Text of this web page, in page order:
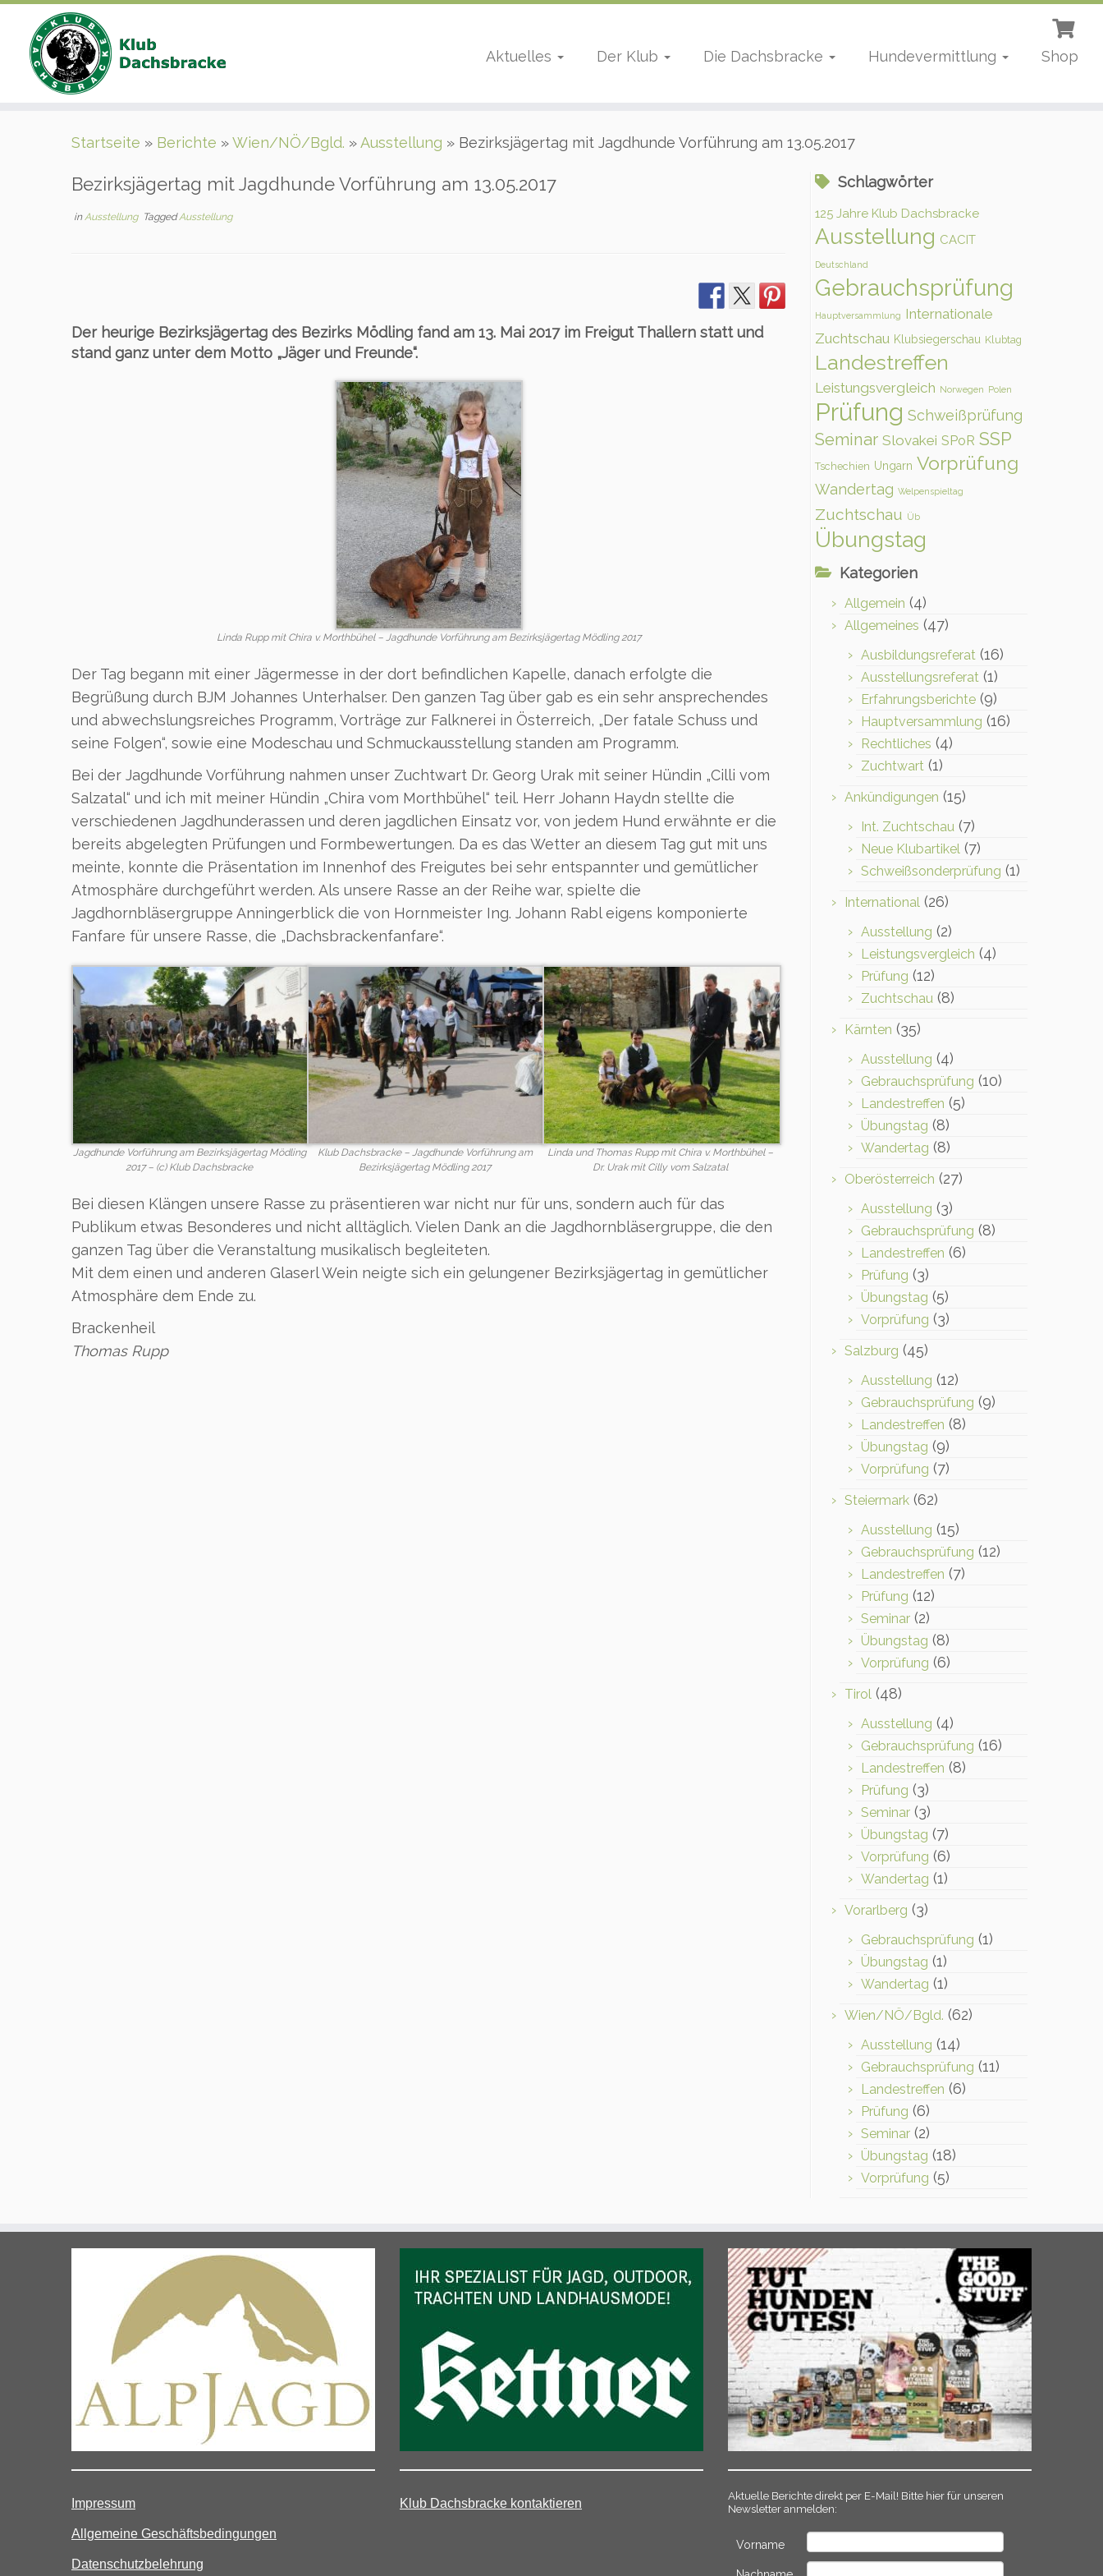
Aktuelles Der Klub Die Dachsbracke Hundevermittlung Shop
Startseite » Berichte »Wien/NÖ/Bgld. »Ausstellung » Bezirksjägertag mit Jagdhunde Vorführung am 13.05.2017
Bezirksjägertag mit Jagdhunde Vorführung am 13.05.2017
inAusstellung TaggedAusstellung
Der heurige Bezirksjägertag des Bezirks Mödling fand am 13. Mai 2017 im Freigut Thallern statt und
stand ganz unter dem Motto „Jäger und Freunde“.
Linda Rupp mit Chira v. Morthbühel – Jagdhunde Vorführung am Bezirksjägertag Mödling 2017
Der Tag begann mit einer Jägermesse in der dort befindlichen Kapelle, danach erfolgte die
Begrüßung durch BJM Johannes Unterhalser. Den ganzen Tag über gab es ein sehr ansprechendes
und abwechslungsreiches Programm, Vorträge zur Falknerei in Österreich, „Der fatale Schuss und
seine Folgen“, sowie eine Modeschau und Schmuckausstellung standen am Programm.
Bei der Jagdhunde Vorführung nahmen unser Zuchtwart Dr. Georg Urak mit seiner Hündin „Cilli vom
Salzatal“ und ich mit meiner Hündin „Chira vom Morthbühel“ teil. Herr Johann Haydn stellte die
verschiedenen Jagdhunderassen und deren jagdlichen Einsatz vor, von jedem Hund erwähnte er die
bereits abgelegten Prüfungen und Formbewertungen. Da es das Wetter an diesem Tag gut mit uns
meinte, konnte die Präsentation im Innenhof des Freigutes bei sehr entspannter und gemütlicher
Atmosphäre durchgeführt werden. Als unsere Rasse an der Reihe war, spielte die
Jagdhornbläsergruppe Anningerblick die von Hornmeister Ing. Johann Rabl eigens komponierte
Fanfare für unsere Rasse, die „Dachsbrackenfanfare“.
Jagdhunde Vorführung am Bezirksjägertag Mödling
2017 – (c) Klub Dachsbracke
Klub Dachsbracke – Jagdhunde Vorführung am
Bezirksjägertag Mödling 2017
Linda und Thomas Rupp mit Chira v. Morthbühel –
Dr. Urak mit Cilly vom Salzatal
Bei diesen Klängen unsere Rasse zu präsentieren war nicht nur für uns, sondern auch für das
Publikum etwas Besonderes und nicht alltäglich. Vielen Dank an die Jagdhornbläsergruppe, die den
ganzen Tag über die Veranstaltung musikalisch begleiteten.
Mit dem einen und anderen Glaserl Wein neigte sich ein gelungener Bezirksjägertag in gemütlicher
Atmosphäre dem Ende zu.
Brackenheil
Thomas Rupp
Schlagwörter
125 Jahre Klub Dachsbracke
Ausstellung CACIT
Deutschland
Gebrauchsprüfung
Hauptversammlung Internationale
Zuchtschau Klubsiegerschau Klubtag
Landestreffen
Leistungsvergleich Norwegen Polen
Prüfung Schweißprüfung
Seminar Slovakei SPoR SSP
Tschechien Ungarn Vorprüfung
Wandertag Welpenspieltag
Zuchtschau Üb
Übungstag
Kategorien
Allgemein (4)
Allgemeines (47)
Ausbildungsreferat (16)
Ausstellungsreferat (1)
Erfahrungsberichte (9)
Hauptversammlung (16)
Rechtliches (4)
Zuchtwart (1)
Ankündigungen (15)
Int. Zuchtschau (7)
Neue Klubartikel (7)
Schweißsonderprüfung (1)
International (26)
Ausstellung (2)
Leistungsvergleich (4)
Prüfung (12)
Zuchtschau (8)
Kärnten (35)
Ausstellung (4)
Gebrauchsprüfung (10)
Landestreffen (5)
Übungstag (8)
Wandertag (8)
Oberösterreich (27)
Ausstellung (3)
Gebrauchsprüfung (8)
Landestreffen (6)
Prüfung (3)
Übungstag (5)
Vorprüfung (3)
Salzburg (45)
Ausstellung (12)
Gebrauchsprüfung (9)
Landestreffen (8)
Übungstag (9)
Vorprüfung (7)
Steiermark (62)
Ausstellung (15)
Gebrauchsprüfung (12)
Landestreffen (7)
Prüfung (12)
Seminar (2)
Übungstag (8)
Vorprüfung (6)
Tirol (48)
Ausstellung (4)
Gebrauchsprüfung (16)
Landestreffen (8)
Prüfung (3)
Seminar (3)
Übungstag (7)
Vorprüfung (6)
Wandertag (1)
Vorarlberg (3)
Gebrauchsprüfung (1)
Übungstag (1)
Wandertag (1)
Wien/NÖ/Bgld. (62)
Ausstellung (14)
Gebrauchsprüfung (11)
Landestreffen (6)
Prüfung (6)
Seminar (2)
Übungstag (18)
Vorprüfung (5)
Impressum
Allgemeine Geschäftsbedingungen
Datenschutzbelehrung
Klub Dachsbracke kontaktieren
Aktuelle Berichte direkt per E-Mail! Bitte hier für unseren
Newsletter anmelden:
Vorname